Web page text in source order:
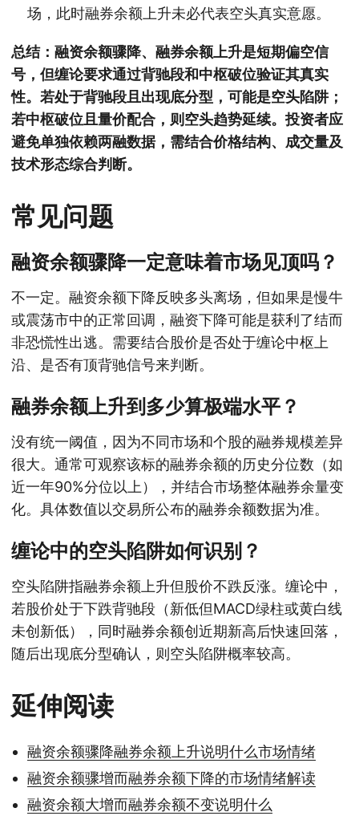
场，此时融券余额上升未必代表空头真实意愿。
总结：融资余额骤降、融券余额上升是短期偏空信
号，但缠论要求通过背驰段和中枢破位验证其真实
性。若处于背驰段且出现底分型，可能是空头陷阱；
若中枢破位且量价配合，则空头趋势延续。投资者应
避免单独依赖两融数据，需结合价格结构、成交量及
技术形态综合判断。
常见问题
融资余额骤降一定意味着市场见顶吗？
不一定。融资余额下降反映多头离场，但如果是慢牛
或震荡市中的正常回调，融资下降可能是获利了结而
非恐慌性出逃。需要结合股价是否处于缠论中枢上
沿、是否有顶背驰信号来判断。
融券余额上升到多少算极端水平？
没有统一阈值，因为不同市场和个股的融券规模差异
很大。通常可观察该标的融券余额的历史分位数（如
近一年90%分位以上），并结合市场整体融券余量变
化。具体数值以交易所公布的融券余额数据为准。
缠论中的空头陷阱如何识别？
空头陷阱指融券余额上升但股价不跌反涨。缠论中，
若股价处于下跌背驰段（新低但MACD绿柱或黄白线
未创新低），同时融券余额创近期新高后快速回落，
随后出现底分型确认，则空头陷阱概率较高。
延伸阅读
融资余额骤降融券余额上升说明什么市场情绪
融资余额骤增而融券余额下降的市场情绪解读
融资余额大增而融券余额不变说明什么